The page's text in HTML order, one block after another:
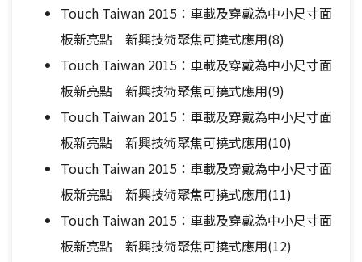
Touch Taiwan 2015：車載及穿戴為中小尺寸面
板新亮點 新興技術聚焦可撓式應用(8)
Touch Taiwan 2015：車載及穿戴為中小尺寸面
板新亮點 新興技術聚焦可撓式應用(9)
Touch Taiwan 2015：車載及穿戴為中小尺寸面
板新亮點 新興技術聚焦可撓式應用(10)
Touch Taiwan 2015：車載及穿戴為中小尺寸面
板新亮點 新興技術聚焦可撓式應用(11)
Touch Taiwan 2015：車載及穿戴為中小尺寸面
板新亮點 新興技術聚焦可撓式應用(12)